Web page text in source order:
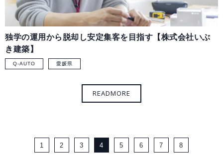
独学の運用から脱却し安定集客を目指す【株式会社いぶ
き建築】
Q-AUTO 愛媛県
1 2 3 4 5 6 7 8